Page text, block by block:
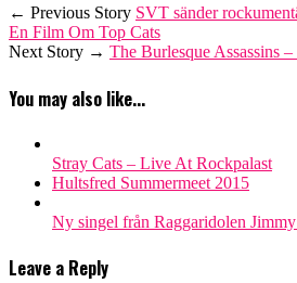
← Previous Story SVT sänder
En Film Om Top Cats
Next Story → The Burlesque Assassins
You may also like...
Stray Cats – Live At Rockpalast
Hultsfred Summermeet 2015
Ny singel från Raggaridolen
Leave a Reply